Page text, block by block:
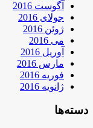
آگوست 2016
جولای 2016
ژوئن 2016
می 2016
آوریل 2016
مارس 2016
فوریه 2016
ژانویه 2016
دسته‌ها